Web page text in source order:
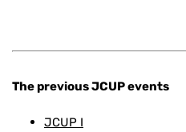
The previous JCUP events
JCUP I